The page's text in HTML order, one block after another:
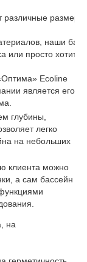
различные размеры
, наши
или просто хотите
Ecoline
является его
глубины,
легко
на небольших
клиента можно
а сам бассейн
на